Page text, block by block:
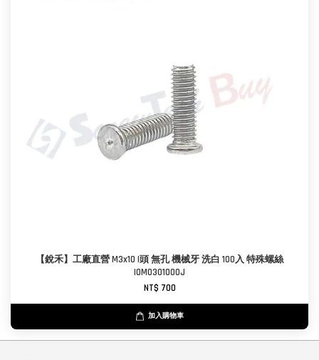
【銳禾】工廠直營 M3x10 I頭 無孔 機械牙 洗白 100入 特殊螺絲
IOM0301000J
NT$ 700
加入購物車